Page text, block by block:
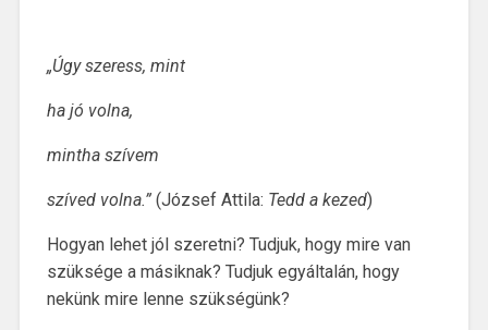
„Úgy szeress, mint
ha jó volna,
mintha szívem
szíved volna.” (József Attila: Tedd a kezed)
Hogyan lehet jól szeretni? Tudjuk, hogy mire van
szüksége a másiknak? Tudjuk egyáltalán, hogy
nekünk mire lenne szükségünk?